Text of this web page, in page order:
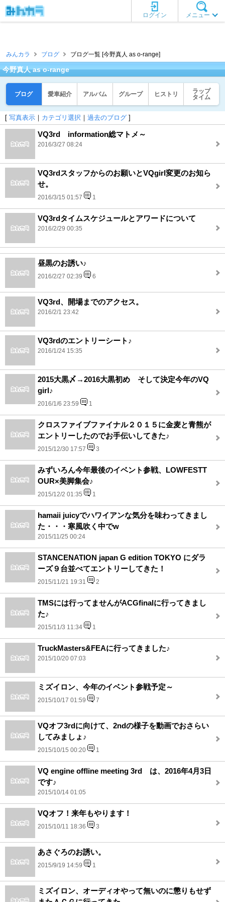
メニュー
ログイン
みんカラ ブログ ブログ一覧 [今野真人 as o-range]
今野真人 as o-range
ブログ 愛車紹介 アルバム グループ ヒストリ
ラップ
タイム
[ 写真表示 ｜ カテゴリ選択 ｜ 過去のブログ ]
VQ3rd information総マトメ～
2016/3/27 08:24
VQ3rdスタッフからのお願いとVQgirl変更のお知ら
せ。
2016/3/15 01:57 1
VQ3rdタイムスケジュールとアワードについて
2016/2/29 00:35
昼黒のお誘い♪
2016/2/27 02:39 6
VQ3rd、開場までのアクセス。
2016/2/1 23:42
VQ3rdのエントリーシート♪
2016/1/24 15:35
2015大黒〆→2016大黒初め そして決定今年のVQ
girl♪
2016/1/6 23:59 1
クロスファイブファイナル２０１５に金麦と青熊が
エントリーしたのでお手伝いしてきた♪
2015/12/30 17:57 3
みずいろん今年最後のイベント参戦、LOWFESTT
OUR×美脚集会♪
2015/12/2 01:35 1
hamaii juicyでハワイアンな気分を味わってきまし
た・・・寒風吹く中でw
2015/11/25 00:24
STANCENATION japan G edition TOKYO にダラ
ーズ９台並べてエントリーしてきた！
2015/11/21 19:31 2
TMSには行ってませんがACGfinalに行ってきまし
た♪
2015/11/3 11:34 1
TruckMasters&FEAに行ってきました♪
2015/10/20 07:03
ミズイロン、今年のイベント参戦予定～
2015/10/17 01:59 7
VQオフ3rdに向けて、2ndの様子を動画でおさらい
してみましょ♪
2015/10/15 00:20 1
VQ engine offline meeting 3rd は、2016年4月3日
です♪
2015/10/14 01:05
VQオフ！来年もやります！
2015/10/11 18:36 3
あさぐろのお誘い。
2015/9/19 14:59 1
ミズイロン、オーディオやって無いのに懲りもせず